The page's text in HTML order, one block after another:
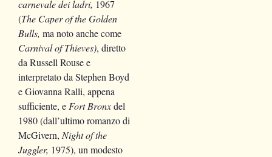
carnevale dei ladri, 1967
(The Caper of the Golden
Bulls, ma noto anche come
Carnival of Thieves), diretto
da Russell Rouse e
interpretato da Stephen Boyd
e Giovanna Ralli, appena
sufficiente, eFort Bronxdel
1980 (dall’ultimo romanzo di
McGivern, Night of the
Juggler, 1975), un modesto